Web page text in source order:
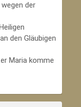
der
den Gläubigen
Maria komme